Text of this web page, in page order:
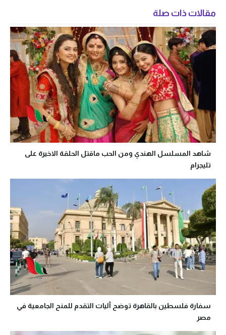
مقالات ذات صلة
شاهد المسلسل الهندي ومن الحب ماقتل الحلقة الاخيرة على
تليجرام
سفارة فلسطين بالقاهرة توضح آليات التقدم للمنح الجامعية في
مصر